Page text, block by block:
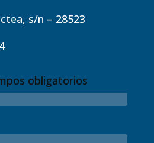
s/n – 28523
obligatorios